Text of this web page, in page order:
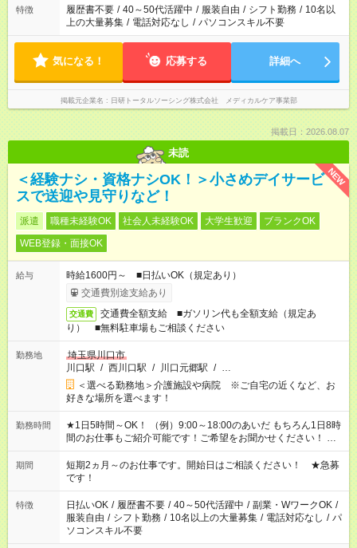
合は応募できません。
特徴 履歴書不要 / 40～50代活躍中 / 服装自由 / シフト勤務 / 10名以
上の大量募集 / 電話対応なし / パソコンスキル不要
気になる！ 応募する 詳細へ
掲載元企業名 日研トータルソーシング株式会社 メディカルケア事業部
掲載日：2026.08.07
未読
NEW
＜経験ナシ・資格ナシOK！＞小さめデイサービ
スで送迎や見守りなど！
派遣 職種未経験OK 社会人未経験OK 大学生歓迎
ブランクOK
WEB登録・面接OK
給与
時給1600円～ ■日払いOK（規定あり）
交通費別途支給あり
交通費
交通費全額支給 ■ガソリン代も全額支給（規定あ
り） ■無料駐車場もご相談ください
勤務地
埼玉県川口市
川口駅 / 西川口駅 / 川口元郷駅 / …
＜選べる勤務地＞介護施設や病院 ※ご自宅の近くなど、お
好きな場所を選べます！
勤務時間
★1日5時間～OK！ （例）9:00～18:00のあいだ もちろん1日8時
間のお仕事もご紹介可能です！ご希望をお聞かせください！ ★
家庭の都合でお休みが必要な場合も遠慮なくご相談ください。
※週最低15時間以上の勤務が必要です
期間
短期2ヵ月～のお仕事です。開始日はご相談ください！ ★急募
です！
特徴 日払いOK / 履歴書不要 / 40～50代活躍中 / 副業・WワークOK /
服装自由 / シフト勤務 / 10名以上の大量募集 / 電話対応なし / パ
ソコンスキル不要